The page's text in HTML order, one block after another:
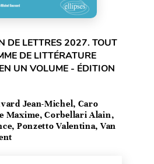
DE LETTRES 2027. TOUT
DE LITTÉRATURE
UN VOLUME - ÉDITION
Jean-Michel, Caro
Maxime, Corbellari Alain,
Ponzetto Valentina, Van